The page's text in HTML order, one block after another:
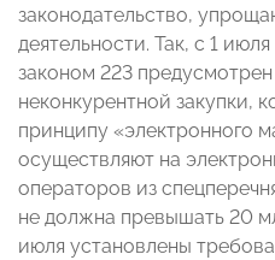
законодательство,
деятельности. Так, с 1
законом 223
неконкурентной закупки,
принципу «электронного
осуществляют на
операторов из
не должна превышать 20
июля установлены